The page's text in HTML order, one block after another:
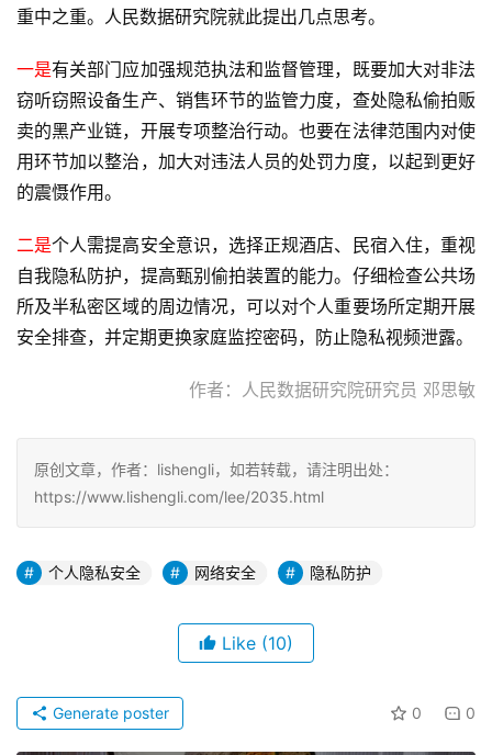
重中之重。人民数据研究院就此提出几点思考。
一是有关部门应加强规范执法和监督管理，既要加大对非法
窃听窃照设备生产、销售环节的监管力度，查处隐私偷拍贩
卖的黑产业链，开展专项整治行动。也要在法律范围内对使
用环节加以整治，加大对违法人员的处罚力度，以起到更好
的震慑作用。
二是个人需提高安全意识，选择正规酒店、民宿入住，重视
自我隐私防护，提高甄别偷拍装置的能力。仔细检查公共场
所及半私密区域的周边情况，可以对个人重要场所定期开展
安全排查，并定期更换家庭监控密码，防止隐私视频泄露。
作者：人民数据研究院研究员 邓思敏
原创文章，作者：lishengli，如若转载，请注明出处：
https://www.lishengli.com/lee/2035.html
个人隐私安全 网络安全 隐私防护
Like (10)
0 0
Generate poster